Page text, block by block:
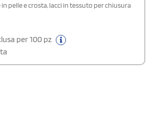
pelle e crosta, lacci in tessuto per chiusura
per 100 pz